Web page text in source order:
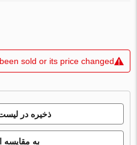
sold or its price changed
ذخیره در لیست
به مقایسه